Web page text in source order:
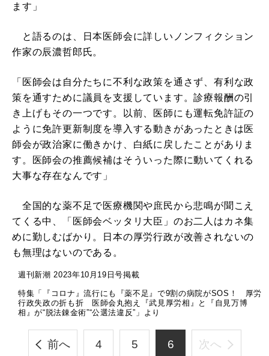
ます」
と語るのは、日本医師会に詳しいノンフィクション
作家の辰濃哲郎氏。
「医師会は自分たちに不利な政策を通さず、有利な政
策を通すために議員を支援しています。診療報酬の引
き上げもその一つです。以前、医師にも運転免許証の
ように免許更新制度を導入する動きがあったときは医
師会が政治家に働きかけ、白紙に戻したことがありま
す。医師会の推薦候補はそういった際に動いてくれる
大事な存在なんです」
全国的な薬不足で医療機関や庶民から悲鳴が聞こえ
てくる中、「医師会ベッタリ大臣」のお二人はカネ集
めに勤しむばかり。日本の厚労行政が改善されないの
も無理はないのである。
週刊新潮 2023年10月19日号掲載
特集「『コロナ』流行にも『薬不足』で9割の病院がSOS！ 厚労
行政失政の折も折 医師会丸抱え『武見厚労相』と『自見万博
相』が“脱法錬金術”“公選法違反”」より
前へ 4 5 6 次へ